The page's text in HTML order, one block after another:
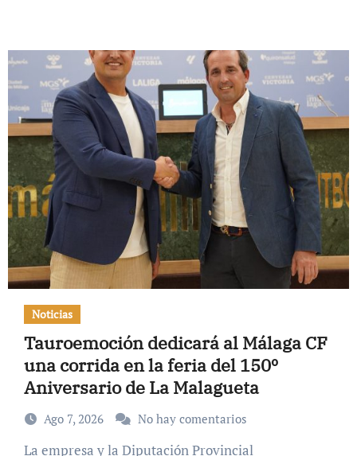
Noticias
Tauroemoción dedicará al Málaga CF
una corrida en la feria del 150º
Aniversario de La Malagueta
Ago 7, 2026 No hay comentarios
La empresa y la Diputación Provincial